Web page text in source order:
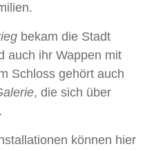
bekam die Stadt
auch ihr Wappen mit
Schloss gehört auch
, die sich über
können hier